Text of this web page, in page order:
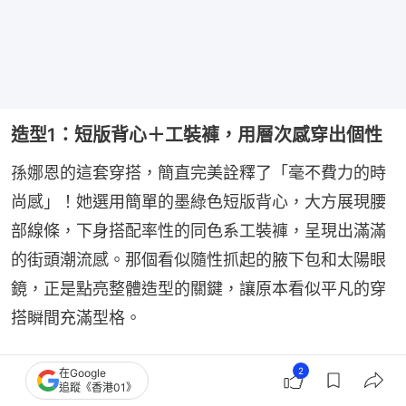
造型1：短版背心＋工裝褲，用層次感穿出個性
孫娜恩的這套穿搭，簡直完美詮釋了「毫不費力的時
尚感」！她選用簡單的墨綠色短版背心，大方展現腰
部線條，下身搭配率性的同色系工裝褲，呈現出滿滿
的街頭潮流感。那個看似隨性抓起的腋下包和太陽眼
鏡，正是點亮整體造型的關鍵，讓原本看似平凡的穿
搭瞬間充滿型格。
我們可以模仿孫娜恩的「短版上衣＋高腰褲」公式，
這能有效拉長腿部比例。若擔心單調，不妨選擇有設
在Google
追蹤《香港01》
2